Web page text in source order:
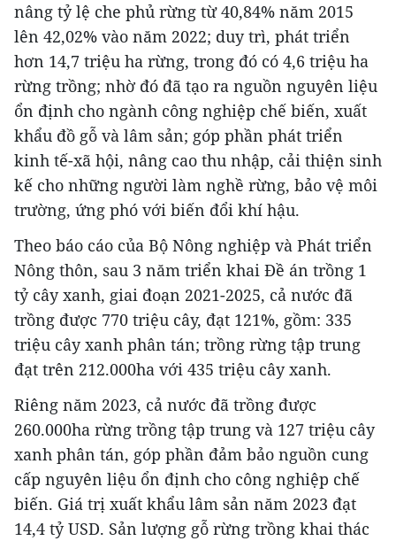
nâng tỷ lệ che phủ rừng từ 40,84% năm 2015
lên 42,02% vào năm 2022; duy trì, phát triển
hơn 14,7 triệu ha rừng, trong đó có 4,6 triệu ha
rừng trồng; nhờ đó đã tạo ra nguồn nguyên liệu
ổn định cho ngành công nghiệp chế biến, xuất
khẩu đồ gỗ và lâm sản; góp phần phát triển
kinh tế-xã hội, nâng cao thu nhập, cải thiện sinh
kế cho những người làm nghề rừng, bảo vệ môi
trường, ứng phó với biến đổi khí hậu.
Theo báo cáo của Bộ Nông nghiệp và Phát triển
Nông thôn, sau 3 năm triển khai Đề án trồng 1
tỷ cây xanh, giai đoạn 2021-2025, cả nước đã
trồng được 770 triệu cây, đạt 121%, gồm: 335
triệu cây xanh phân tán; trồng rừng tập trung
đạt trên 212.000ha với 435 triệu cây xanh.
Riêng năm 2023, cả nước đã trồng được
260.000ha rừng trồng tập trung và 127 triệu cây
xanh phân tán, góp phần đảm bảo nguồn cung
cấp nguyên liệu ổn định cho công nghiệp chế
biến. Giá trị xuất khẩu lâm sản năm 2023 đạt
14,4 tỷ USD. Sản lượng gỗ rừng trồng khai thác